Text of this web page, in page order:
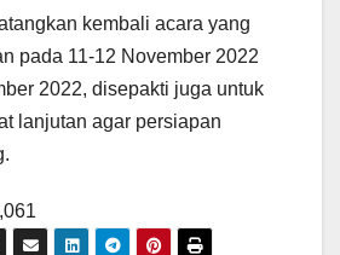
kembali acara yang
pada 11-12 November 2022
2022, disepakti juga untuk
lanjutan agar persiapan